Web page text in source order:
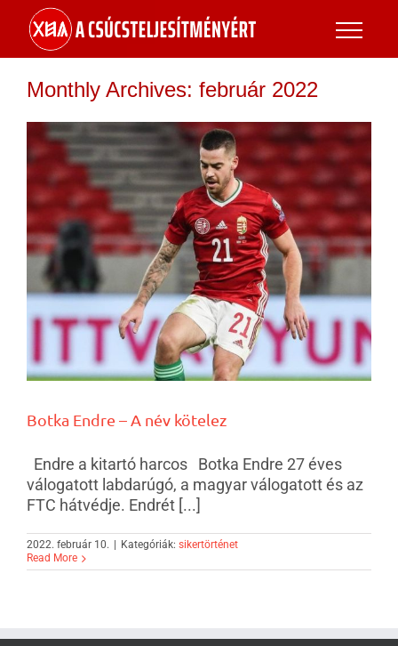
Monthly Archives: február 2022
Botka Endre – A név kötelez
Endre a kitartó harcos Botka Endre 27 éves
válogatott labdarúgó, a magyar válogatott és az
FTC hátvédje. Endrét [...]
2022. február 10. Kategóriák: sikertörténet
Read More